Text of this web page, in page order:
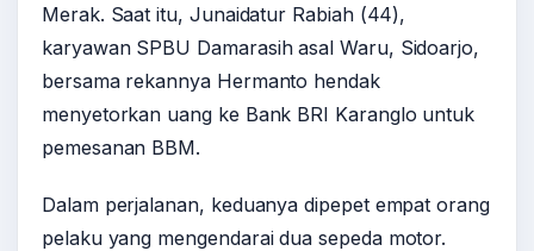
Merak. Saat itu, Junaidatur Rabiah (44),
karyawan SPBU Damarasih asal Waru, Sidoarjo,
bersama rekannya Hermanto hendak
menyetorkan uang ke Bank BRI Karanglo untuk
pemesanan BBM.
Dalam perjalanan, keduanya dipepet empat orang
pelaku yang mengendarai dua sepeda motor.